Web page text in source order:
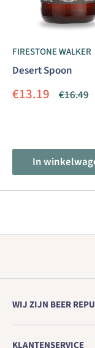
FIRESTONE WALKER
Desert Spoon
Aanbiedingsprijs
€13.19 Normale
€16.49
In
WIJ ZIJN BEER
Europa's nr. 1
KLANTENSERVICE